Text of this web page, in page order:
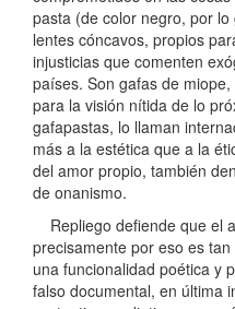
pasta (de color negro, por
lentes cóncavos, propios
injusticias que comenten
países. Son gafas de
para la visión nítida de lo
gafapastas, lo llaman
más a la estética que a la
del amor propio, también
de onanismo.
Repliego defiende que el
precisamente por eso es
una funcionalidad poética y
falso documental, en última